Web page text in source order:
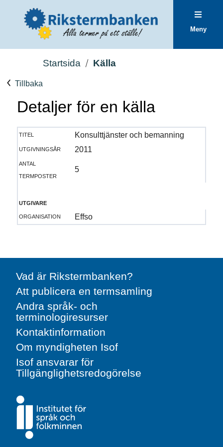
Meny
Startsida Källa
Tillbaka
Detaljer för en källa
titel
Konsulttjänster och bemanning
utgivningsår
2011
antal
termposter
5
utgivare
organisation
Effso
Vad är Rikstermbanken?
Att publicera en termsamling
Andra språk- och
terminologiresurser
Kontaktinformation
Om myndigheten Isof
Isof ansvarar för
Tillgänglighetsredogörelse